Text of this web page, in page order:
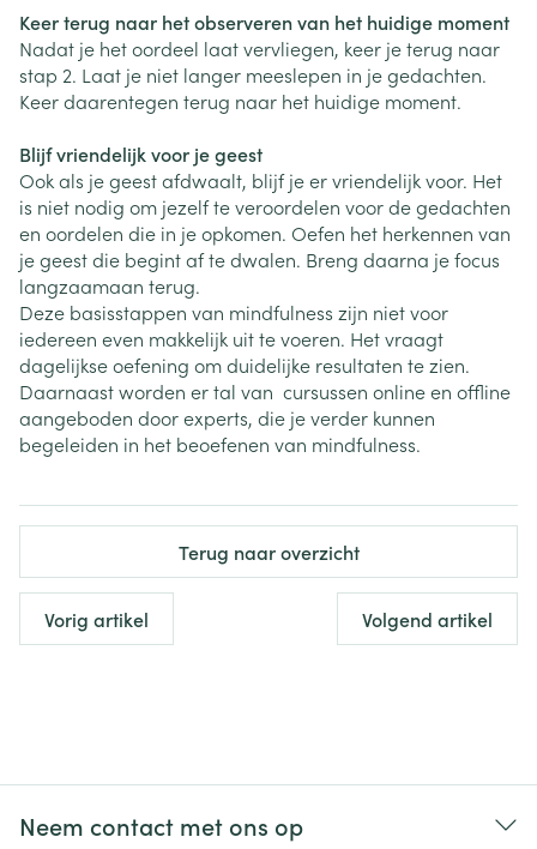
Keer terug naar het observeren van het huidige moment
Nadat je het oordeel laat vervliegen, keer je terug naar
stap 2. Laat je niet langer meeslepen in je gedachten.
Keer daarentegen terug naar het huidige moment.
Blijf vriendelijk voor je geest
Ook als je geest afdwaalt, blijf je er vriendelijk voor. Het
is niet nodig om jezelf te veroordelen voor de gedachten
en oordelen die in je opkomen. Oefen het herkennen van
je geest die begint af te dwalen. Breng daarna je focus
langzaamaan terug.
Deze basisstappen van mindfulness zijn niet voor
iedereen even makkelijk uit te voeren. Het vraagt
dagelijkse oefening om duidelijke resultaten te zien.
Daarnaast worden er tal van cursussen online en offline
aangeboden door experts, die je verder kunnen
begeleiden in het beoefenen van mindfulness.
Terug naar overzicht
Vorig artikel Volgend artikel
Neem contact met ons op